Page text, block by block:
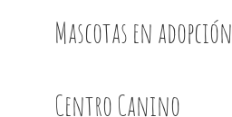
Mascotas en adopción
Centro Canino